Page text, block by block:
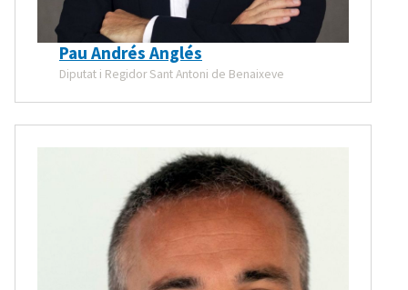
Pau Andrés Anglés
Diputat i Regidor Sant Antoni de Benaixeve